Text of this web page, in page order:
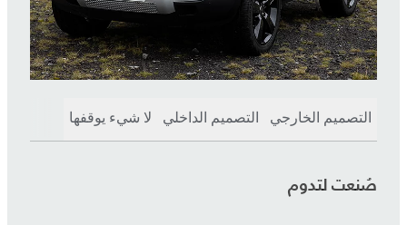
التصميم الخارجي التصميم الداخلي لا شيء يوقفها
صُنعت لتدوم